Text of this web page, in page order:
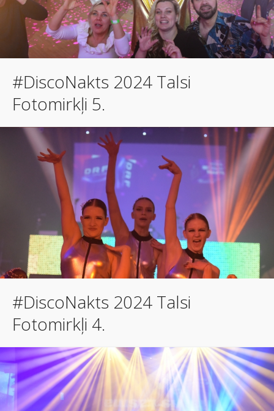
#DiscoNakts 2024 Talsi
Fotomirkļi 5.
#DiscoNakts 2024 Talsi
Fotomirkļi 4.